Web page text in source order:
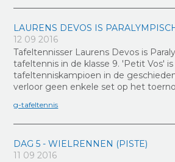
LAURENS DEVOS IS
12 09 2016
Tafeltennisser Laurens Devos is
tafeltennis in de klasse 9. 'Petit Vos'
tafeltenniskampioen in de
verloor geen enkele set op het
g-tafeltennis
DAG 5 - WIELRENNEN (PISTE)
11 09 2016